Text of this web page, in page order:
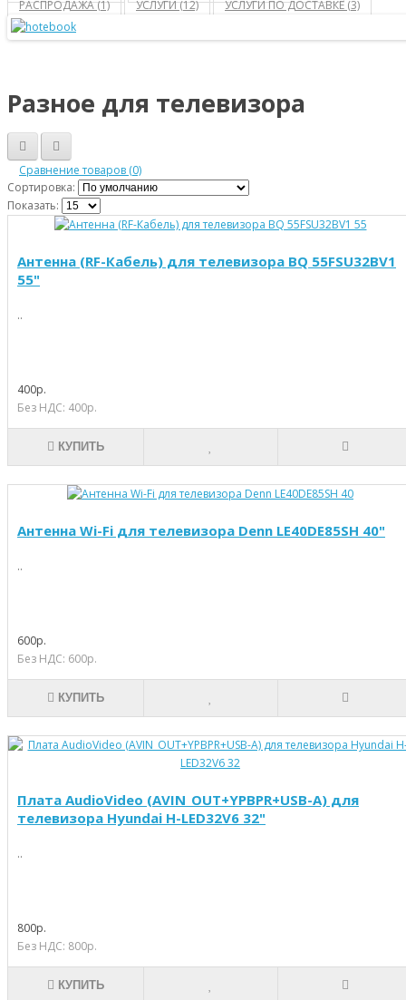
РАСПРОДАЖА (1) УСЛУГИ (12) УСЛУГИ ПО ДОСТАВКЕ (3)
Разное для телевизора
Сравнение товаров (0)
Сортировка:
Показать:
Антенна (RF-Кабель) для телевизора BQ 55FSU32BV1
55"
..
400р.
Без НДС: 400р.
КУПИТЬ
Антенна Wi-Fi для телевизора Denn LE40DE85SH 40"
..
600р.
Без НДС: 600р.
КУПИТЬ
Плата AudioVideo (AVIN_OUT+YPBPR+USB-A) для
телевизора Hyundai H-LED32V6 32"
..
800р.
Без НДС: 800р.
КУПИТЬ